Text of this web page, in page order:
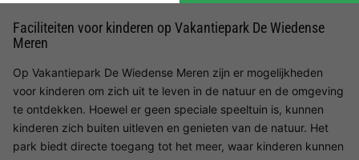
Faciliteiten voor kinderen op Vakantiepark De Wiedense
Meren
Op Vakantiepark De Wiedense Meren zijn er mogelijkheden
voor kinderen om zich uit te leven in de natuur en de omgeving
te ontdekken. Hoewel er geen speciale speeltuin is, kunnen
kinderen zich buiten uitleven en genieten van de natuur. Het
park biedt directe toegang tot het meer, waar kinderen kunnen